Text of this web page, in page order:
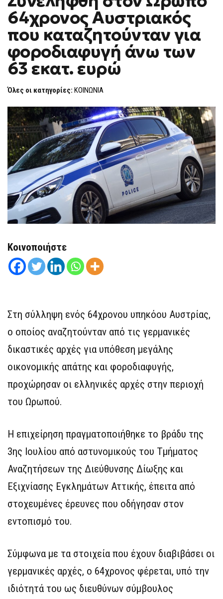
ΣΤΟΝ
64ΧΡΟΝΟΣ
ΑΥΣΤΡΙΑΚΌΣ
ΠΟΥ
ΚΑΤΑΖΗΤΟΎΝΤΑΝ
ΓΙΑ
ΦΟΡΟΔΙΑΦΥΓΉ
ΆΝΩ
ΤΩΝ
ΕΚΑΤ.
ΕΥΡΏ
64χρονος Αυστριακός
που καταζητούνταν για
φοροδιαφυγή άνω των
63 εκατ. ευρώ
Όλες οι κατηγορίες: ΚΟΙΝΩΝΙΑ
Κοινοποιήστε
Στη σύλληψη ενός 64χρονου υπηκόου Αυστρίας,
ο οποίος αναζητούνταν από τις γερμανικές
δικαστικές αρχές για υπόθεση μεγάλης
οικονομικής απάτης και φοροδιαφυγής,
προχώρησαν οι ελληνικές αρχές στην περιοχή
του Ωρωπού.
Η επιχείρηση πραγματοποιήθηκε το βράδυ της
3ης Ιουλίου από αστυνομικούς του Τμήματος
Αναζητήσεων της Διεύθυνσης Δίωξης και
Εξιχνίασης Εγκλημάτων Αττικής, έπειτα από
στοχευμένες έρευνες που οδήγησαν στον
εντοπισμό του.
Σύμφωνα με τα στοιχεία που έχουν διαβιβάσει οι
γερμανικές αρχές, ο 64χρονος φέρεται, υπό την
ιδιότητά του ως διευθύνων σύμβουλος